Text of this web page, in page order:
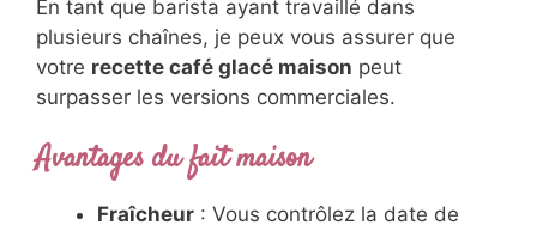
En tant que barista ayant travaillé dans
plusieurs chaînes, je peux vous assurer que
votre recette café glacé maison peut
surpasser les versions commerciales.
Avantages du fait maison
Fraîcheur : Vous contrôlez la date de